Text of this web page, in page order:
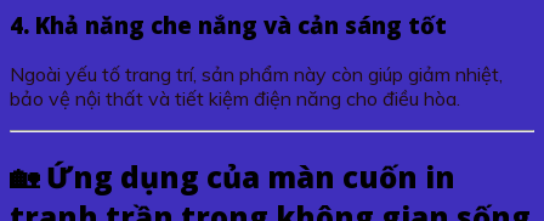
4. Khả năng che nắng và cản sáng tốt
Ngoài yếu tố trang trí, sản phẩm này còn giúp giảm nhiệt,
bảo vệ nội thất và tiết kiệm điện năng cho điều hòa.
🏡 Ứng dụng của màn cuốn in